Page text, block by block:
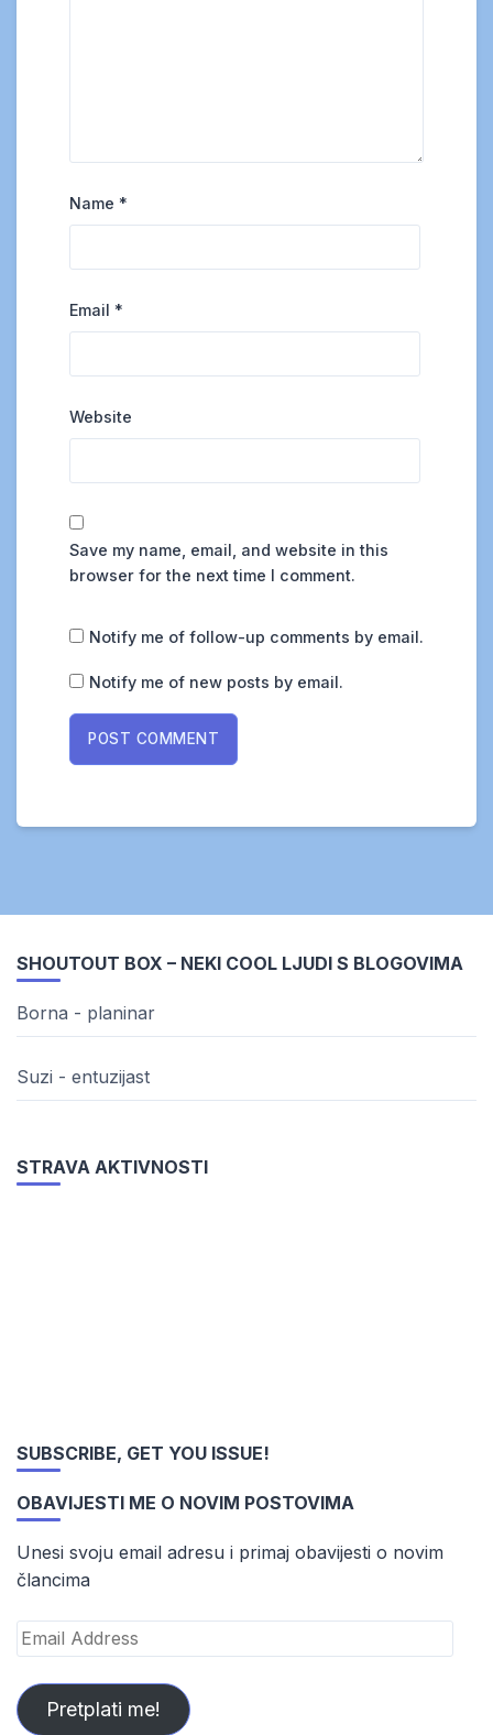
Name *
Email *
Website
Save my name, email, and website in this
browser for the next time I comment.
Notify me of follow-up comments by email.
Notify me of new posts by email.
SHOUTOUT BOX – NEKI COOL LJUDI S BLOGOVIMA
Borna - planinar
Suzi - entuzijast
STRAVA AKTIVNOSTI
SUBSCRIBE, GET YOU ISSUE!
OBAVIJESTI ME O NOVIM POSTOVIMA
Unesi svoju email adresu i primaj obavijesti o novim
člancima
Email
Address
Pretplati me!